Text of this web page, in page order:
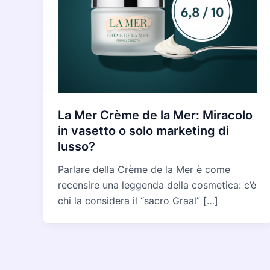
La Mer Crème de la Mer: Miracolo
in vasetto o solo marketing di
lusso?
Parlare della Crème de la Mer è come
recensire una leggenda della cosmetica: c’è
chi la considera il “sacro Graal” […]